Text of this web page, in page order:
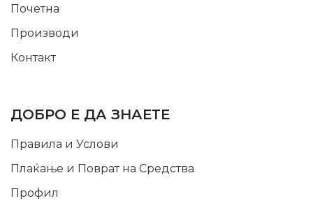
Почетна
Производи
Контакт
ДОБРО Е ДА ЗНАЕТЕ
Правила и Услови
Плаќање и Поврат на Средства
Профил